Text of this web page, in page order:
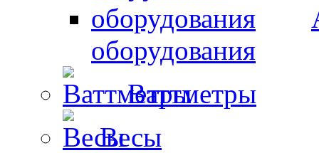
оборудования
Ваттметры
Весы